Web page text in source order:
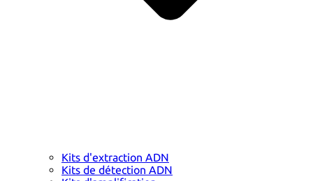
Kits d'extraction ADN
Kits de détection ADN